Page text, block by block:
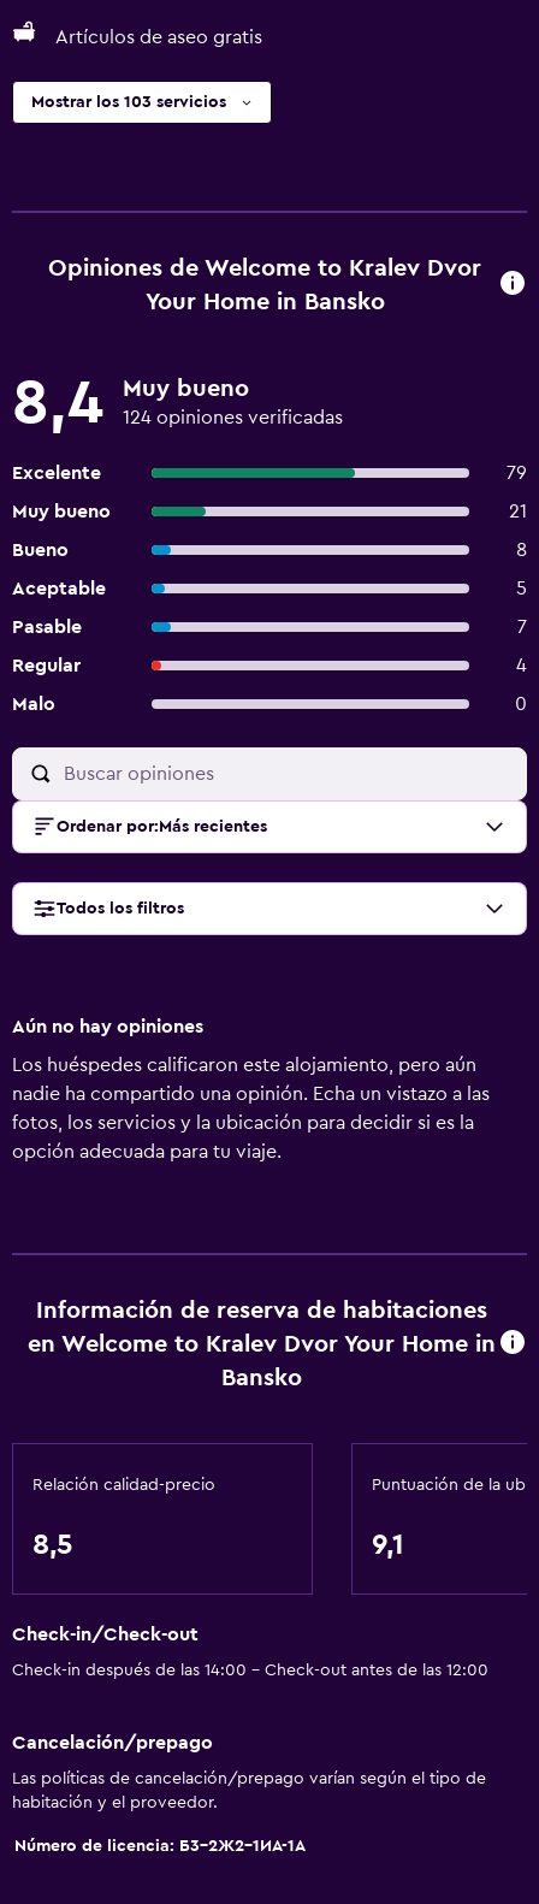
Artículos de aseo gratis
Mostrar los 103 servicios
Opiniones de Welcome to Kralev Dvor
Your Home in Bansko
8,4 Muy bueno
124 opiniones verificadas
Excelente
79
Muy bueno
21
Bueno
8
Aceptable
5
Pasable
7
Regular
4
Malo
0
Ordenar por: Más recientes
Todos los filtros
Aún no hay opiniones
Los huéspedes calificaron este alojamiento, pero aún
nadie ha compartido una opinión. Echa un vistazo a las
fotos, los servicios y la ubicación para decidir si es la
opción adecuada para tu viaje.
Información de reserva de habitaciones
en Welcome to Kralev Dvor Your Home in
Bansko
Relación calidad-precio
8,5
Puntuación de la
9,1
Check-in/Check-out
Check-in después de las 14:00 - Check-out antes de las 12:00
Cancelación/prepago
Las políticas de cancelación/prepago varían según el tipo de
habitación y el proveedor.
Número de licencia: Б3-2Ж2-1ИА-1А